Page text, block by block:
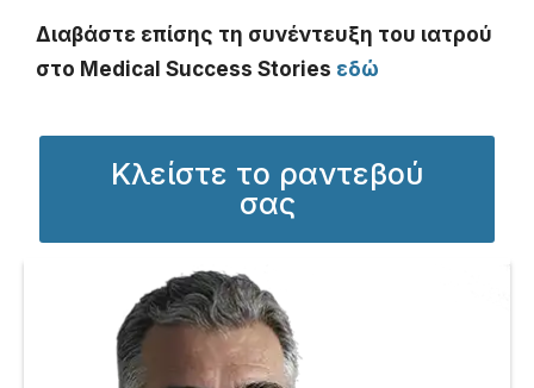
Διαβάστε επίσης τη συνέντευξη του ιατρού
στο Medical Success Stories εδώ
Κλείστε το ραντεβού
σας